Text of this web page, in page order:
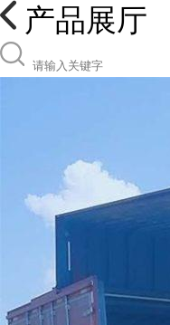
产品展厅